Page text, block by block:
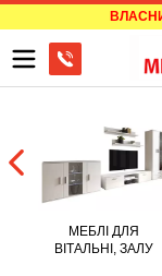
МЕБЛІ ДЛЯ
ВІТАЛЬНІ, ЗАЛУ